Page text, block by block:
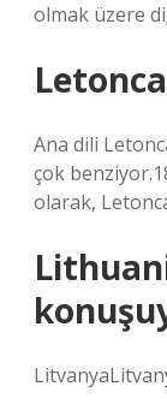
olmak üzere
Ana dili
çok
olarak,